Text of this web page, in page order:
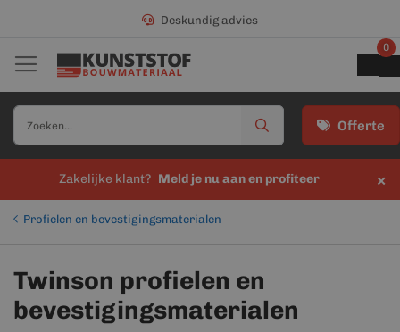
Deskundig advies
Offerte
0
Zakelijke klant? Meld je nu aan en profiteer ×
Profielen en bevestigingsmaterialen
Twinson profielen en
bevestigingsmaterialen